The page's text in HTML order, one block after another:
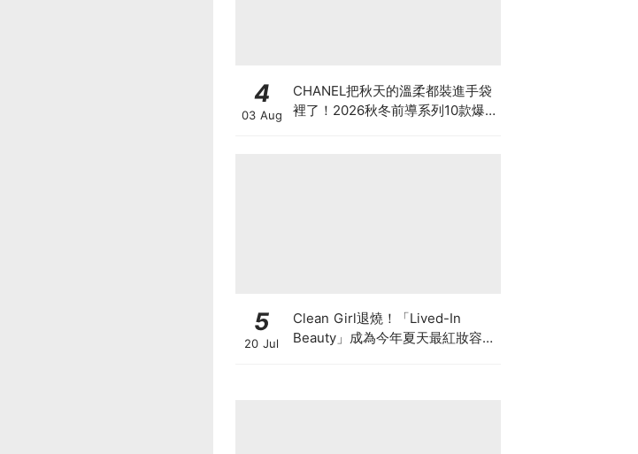
4
03 Aug
CHANEL把秋天的溫柔都裝進手袋
裡了！2026秋冬前導系列10款爆
5
20 Jul
Clean Girl退燒！「Lived-In
Beauty」成為今年夏天最紅妝容，